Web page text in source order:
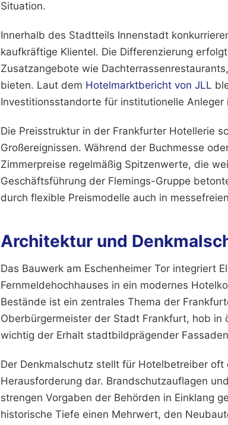
Situation.
Innerhalb des Stadtteils Innenstadt
kaufkräftige Klientel. Die Differenzierung
Zusatzangebote wie
bieten. Laut dem Hotelmarktbericht von JLL
Investitionsstandorte für institutionelle Anleger
Die Preisstruktur in der Frankfurter Hotellerie
Großereignissen. Während der Buchmesse
Zimmerpreise regelmäßig Spitzenwerte, die
Geschäftsführung der Flemings-Gruppe
durch flexible Preismodelle auch in
Architektur und
Das Bauwerk am Eschenheimer Tor integriert
Fernmeldehochhauses in ein modernes
Bestände ist ein zentrales Thema der
Oberbürgermeister der Stadt Frankfurt, hob
wichtig der Erhalt stadtbildprägender
Der Denkmalschutz stellt für Hotelbetreiber
Herausforderung dar. Brandschutzauflagen
strengen Vorgaben der Behörden in Einklang
historische Tiefe einen Mehrwert, den